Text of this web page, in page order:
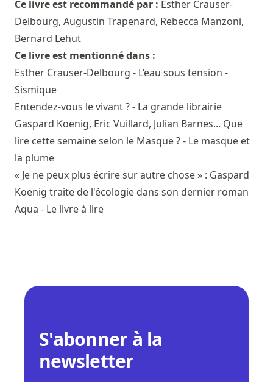
Ce livre est recommandé par : Esther Crauser-
Delbourg, Augustin Trapenard, Rebecca Manzoni,
Bernard Lehut
Ce livre est mentionné dans :
Esther Crauser-Delbourg - L’eau sous tension -
Sismique
Entendez-vous le vivant ? - La grande librairie
Gaspard Koenig, Eric Vuillard, Julian Barnes... Que
lire cette semaine selon le Masque ? - Le masque et
la plume
« Je ne peux plus écrire sur autre chose » : Gaspard
Koenig traite de l'écologie dans son dernier roman
Aqua - Le livre à lire
S'abonner à la
newsletter